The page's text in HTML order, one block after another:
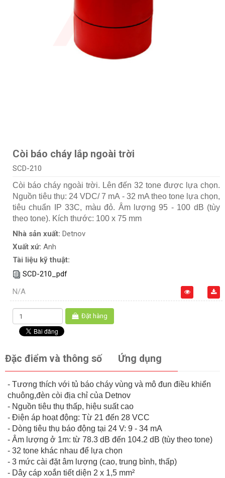
Còi báo cháy lắp ngoài trời
SCD-210
Còi báo cháy ngoài trời. Lên đến 32 tone được lựa chọn.
Nguồn tiêu thụ: 24 VDC/ 7 mA - 32 mA theo tone lựa chọn,
tiêu chuẩn IP 33C, màu đỏ. Âm lượng 95 - 100 dB (tùy
theo tone). Kích thước: 100 x 75 mm
Nhà sản xuất: Detnov
Xuất xứ: Anh
Tài liệu kỹ thuật:
SCD-210_pdf
N/A
Đặt hàng
Đặc điểm và thông số Ứng dụng
- Tương thích với tủ báo cháy vùng và mô đun điều khiển
chuông,đèn còi địa chỉ của Detnov
- Nguồn tiêu thụ thấp, hiệu suất cao
- Điện áp hoạt động: Từ 21 đến 28 VCC
- Dòng tiêu thụ báo động tại 24 V: 9 - 34 mA
- Âm lượng ở 1m: từ 78.3 dB đến 104.2 dB (tùy theo tone)
- 32 tone khác nhau để lựa chọn
- 3 mức cài đặt âm lượng (cao, trung bình, thấp)
- Dây cáp xoắn tiết diện 2 x 1,5 mm²